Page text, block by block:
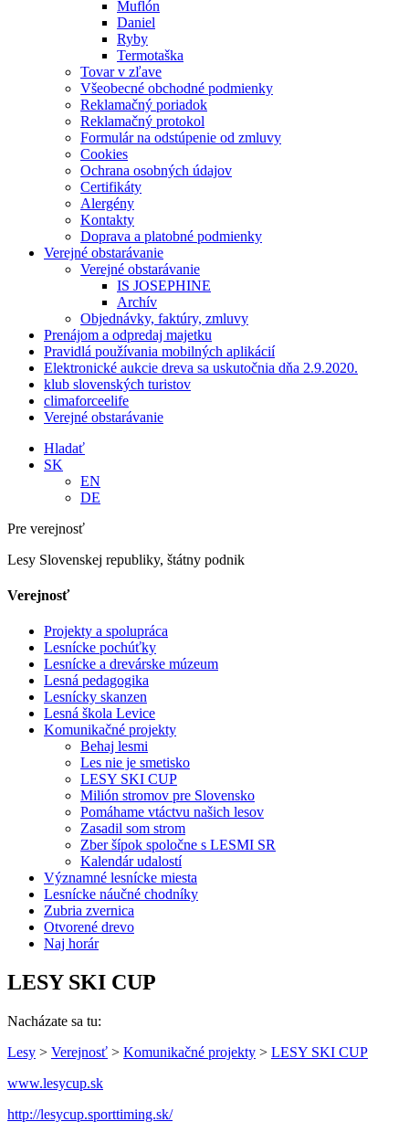
Muflón
Daniel
Ryby
Termotaška
Tovar v zľave
Všeobecné obchodné podmienky
Reklamačný poriadok
Reklamačný protokol
Formulár na odstúpenie od zmluvy
Cookies
Ochrana osobných údajov
Certifikáty
Alergény
Kontakty
Doprava a platobné podmienky
Verejné obstarávanie
Verejné obstarávanie
IS JOSEPHINE
Archív
Objednávky, faktúry, zmluvy
Prenájom a odpredaj majetku
Pravidlá používania mobilných aplikácií
Elektronické aukcie dreva sa uskutočnia dňa 2.9.2020.
klub slovenských turistov
climaforceelife
Verejné obstarávanie
Hladať
SK
EN
DE
Pre verejnosť
Lesy Slovenskej republiky, štátny podnik
Verejnosť
Projekty a spolupráca
Lesnícke pochúťky
Lesnícke a drevárske múzeum
Lesná pedagogika
Lesnícky skanzen
Lesná škola Levice
Komunikačné projekty
Behaj lesmi
Les nie je smetisko
LESY SKI CUP
Milión stromov pre Slovensko
Pomáhame vtáctvu našich lesov
Zasadil som strom
Zber šípok spoločne s LESMI SR
Kalendár udalostí
Významné lesnícke miesta
Lesnícke náučné chodníky
Zubria zvernica
Otvorené drevo
Naj horár
LESY SKI CUP
Nacházate sa tu:
Lesy > Verejnosť > Komunikačné projekty > LESY SKI CUP
www.lesycup.sk
http://lesycup.sporttiming.sk/